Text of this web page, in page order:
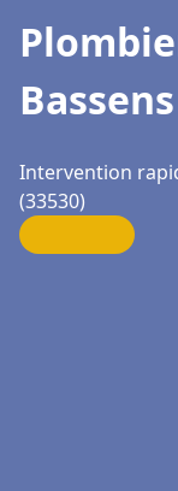
Bassens
Intervention
(33530)